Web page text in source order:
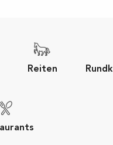
Reiten